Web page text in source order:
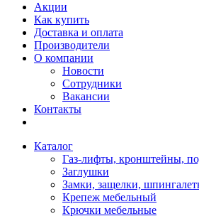
Акции
Как купить
Доставка и оплата
Производители
О компании
Новости
Сотрудники
Вакансии
Контакты
Каталог
Газ-лифты, кронштейны,
Заглушки
Замки, защелки,
Крепеж мебельный
Крючки мебельные